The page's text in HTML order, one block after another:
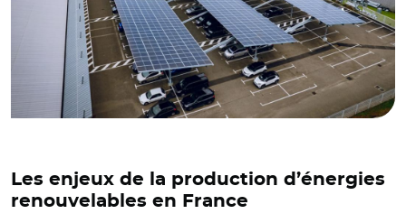
Les enjeux de la production d’énergies
renouvelables en France